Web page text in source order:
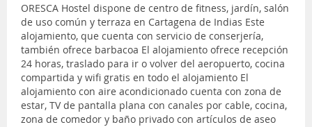
ORESCA Hostel dispone de centro de fitness, jardín, salón
de uso común y terraza en Cartagena de Indias Este
alojamiento, que cuenta con servicio de conserjería,
también ofrece barbacoa El alojamiento ofrece recepción
24 horas, traslado para ir o volver del aeropuerto, cocina
compartida y wifi gratis en todo el alojamiento El
alojamiento con aire acondicionado cuenta con zona de
estar, TV de pantalla plana con canales por cable, cocina,
zona de comedor y baño privado con artículos de aseo